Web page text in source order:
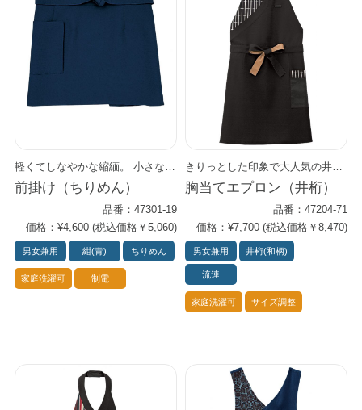
前掛け（ちりめん）
品番：47301-19
価格：¥4,600 (税込価格￥5,060)
男女兼用 紺(青) ちりめん
家庭洗濯可 制電
胸当てエプロン（井桁）
品番：47204-71
価格：¥7,700 (税込価格￥8,470)
男女兼用 井桁(和柄)
流連
家庭洗濯可 サイズ調整